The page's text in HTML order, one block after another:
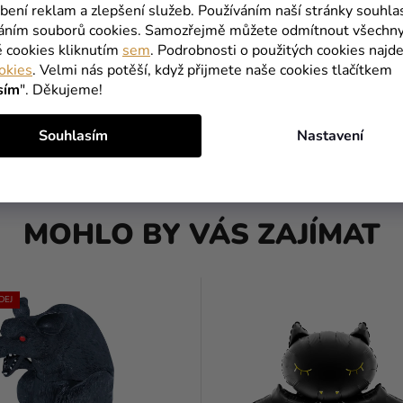
reklam a zlepšení služeb. Používáním naší stránky
souborů cookies. Samozřejmě můžete odmítnout
kliknutím sem. Podrobnosti o použitých cookies
. Velmi nás potěší, když přijmete naše cookies tlačítkem
". Děkujeme!
Nastavení
Souhlasím
girlanda - Halloween mix
DO KOŠÍKU
MOHLO BY VÁS ZAJÍMAT